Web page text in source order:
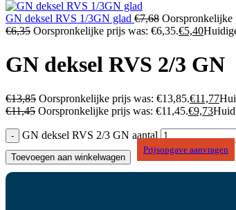
GN deksel RVS 1/3GN glad €7,68 Oorspronkelijke
€6,35 Oorspronkelijke prijs was: €6,35.€5,40
GN deksel RVS 2/3 GN
€13,85 Oorspronkelijke prijs was: €13,85.€11,77
€11,45 Oorspronkelijke prijs was: €11,45.€9,73
GN deksel RVS 2/3 GN aantal
Toevoegen aan winkelwagen
Prijsopgave aanvragen